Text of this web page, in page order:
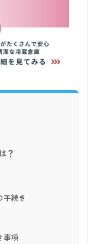
？
続き
事項